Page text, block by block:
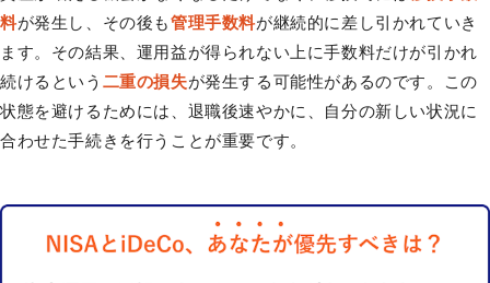
料が発生し、その後も管理手数料が継続的に差し引かれていき
ます。その結果、運用益が得られない上に手数料だけが引かれ
続けるという 二重の損失が発生する可能性があるのです。この
状態を避けるためには、退職後速やかに、自分の新しい状況に
合わせた手続きを行うことが重要です。